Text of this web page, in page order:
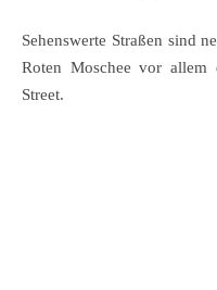
Sehenswerte Straßen sind
Roten Moschee vor
Street.